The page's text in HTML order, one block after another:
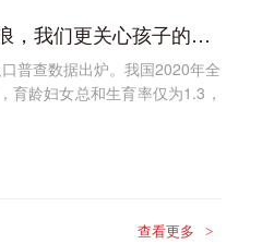
三孩政策激起千层浪，我们更关心孩子的教育
普查数据出炉。我国2020年全
育龄妇女总和生育率仅为1.3，
查看更多 >